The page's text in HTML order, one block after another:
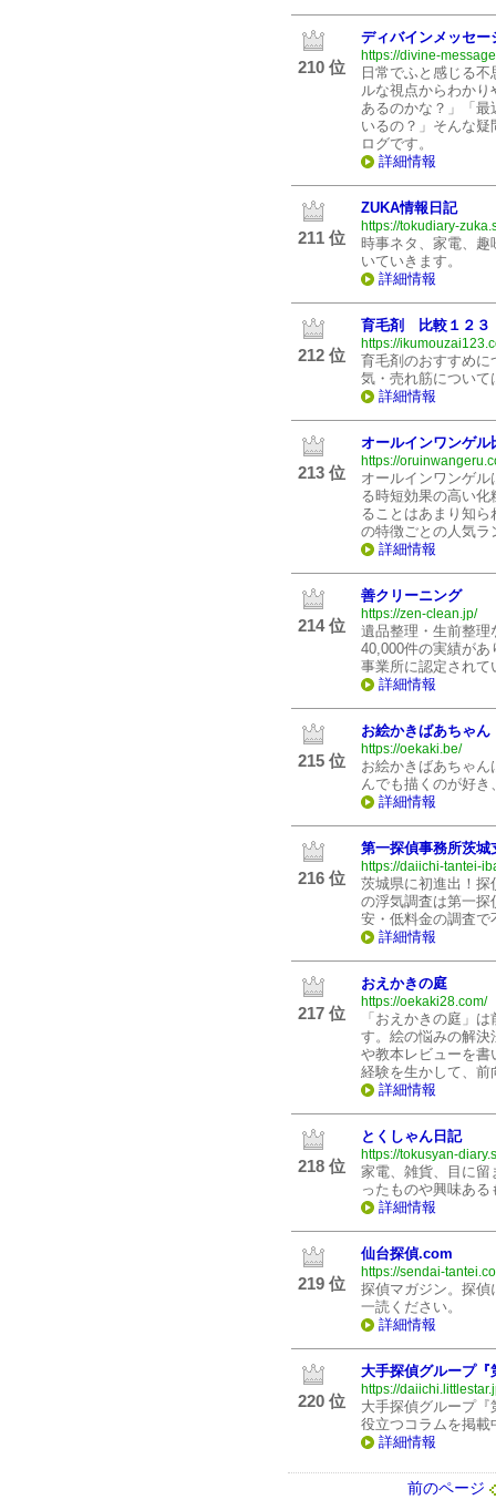
210 位
ディバインメッセー
https://divine-
日常でふと感じる
ルな視点からわか
あるのかな？」「最
いるの？」そんな
ログです。
詳細情報
211 位
ZUKA情報日記
https://tokudiary-
時事ネタ、家電、
いていきます。
詳細情報
212 位
育毛剤 比較１２３
https://
育毛剤のおすすめに
気・売れ筋について
詳細情報
213 位
オールインワンゲル
https://
オールインワンゲ
る時短効果の高い
ることはあまり知
の特徴ごとの人気ラ
詳細情報
214 位
善クリーニング
https://zen-clean.jp/
遺品整理・生前整理
40,000件の実績が
事業所に認定されて
詳細情報
215 位
お絵かきばあちゃん
https://oekaki.be/
お絵かきばあちゃ
んでも描くのが好
詳細情報
216 位
第一探偵事務所茨城
https://daiichi-tantei-
茨城県に初進出！探
の浮気調査は第一探
安・低料金の調査で
詳細情報
217 位
おえかきの庭
https://oekaki28.com/
「おえかきの庭」
す。絵の悩みの解
や教本レビューを書
経験を生かして、前
詳細情報
218 位
とくしゃん日記
https://tokusyan-
家電、雑貨、目に留
ったものや興味あ
詳細情報
219 位
仙台探偵.com
https://sendai-
探偵マガジン。探偵
一読ください。
詳細情報
220 位
大手探偵グループ『
https://
大手探偵グループ
役立つコラムを掲載
詳細情報
前のページ